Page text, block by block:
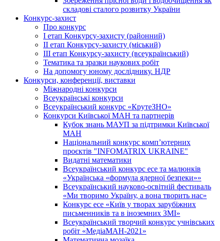
складові сталого розвитку України
Конкурс-захист
Про конкурс
І етап Конкурсу-захисту (районний)
ІІ етап Конкурсу-захисту (міський)
ІІІ етап Конкурсу-захисту (всеукраїнський)
Тематика та зразки наукових робіт
На допомогу юному досліднику. НДР
Конкурси, конференції, виставки
Міжнародні конкурси
Всеукраїнські конкурси
Всеукраїнський конкурс «КрутеЗНО»
Конкурси Київської МАН та партнерів
Кубок знань МАУП за підтримки Київської
МАН
Національний конкурс комп’ютерних
проєктів "INFOMATRIX UKRAINE"
Видатні математики
Всеукраїнський конкурс есе та малюнків
«Українська «формула ядерної безпеки»»
Всеукраїнський науково-освітній фестиваль
«Ми творимо Україну, а вона творить нас»
Конкурс есе «Київ у творах зарубіжних
письменників та в іноземних ЗМІ»
Всеукраїнський творчий конкурс учнівських
робіт «МедіаМАН-2021»